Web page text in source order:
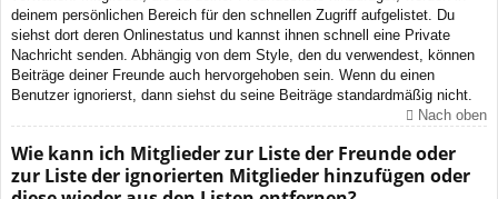
deinem persönlichen Bereich für den schnellen Zugriff aufgelistet. Du
siehst dort deren Onlinestatus und kannst ihnen schnell eine Private
Nachricht senden. Abhängig von dem Style, den du verwendest, können
Beiträge deiner Freunde auch hervorgehoben sein. Wenn du einen
Benutzer ignorierst, dann siehst du seine Beiträge standardmäßig nicht.
Nach oben
Wie kann ich Mitglieder zur Liste der Freunde oder
zur Liste der ignorierten Mitglieder hinzufügen oder